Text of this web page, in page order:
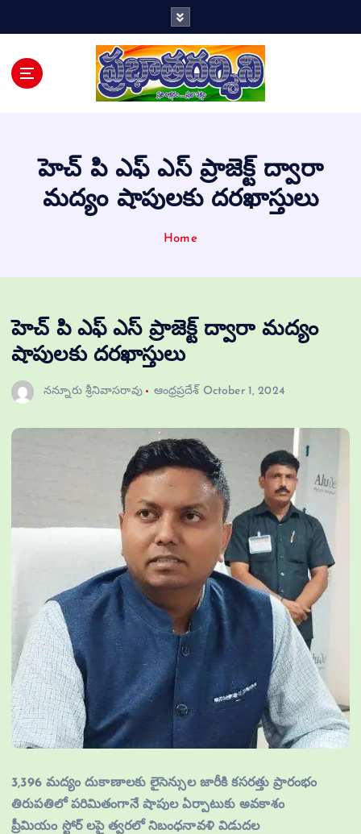
హెచ్ పి ఎఫ్ ఎస్ ప్రాజెక్ట్ ద్వారా
మద్యం షాపులకు దరఖాస్తులు
Home
హెచ్ పి ఎఫ్ ఎస్ ప్రాజెక్ట్ ద్వారా మద్యం
షాపులకు దరఖాస్తులు
నన్నూరు శ్రీనివాసరావు ఆంధ్రప్రదేశ్ October 1, 2024
3,396 మద్యం దుకాణాలకు లైసెన్సుల జారీకి కసరత్తు ప్రారంభం
తిరుపతిలో పరిమితంగానే షాపుల ఏర్పాటుకు అవకాశం
ప్రీమియం స్టోర్ లపై త్వరలో నిబంధనావళి విడుదల